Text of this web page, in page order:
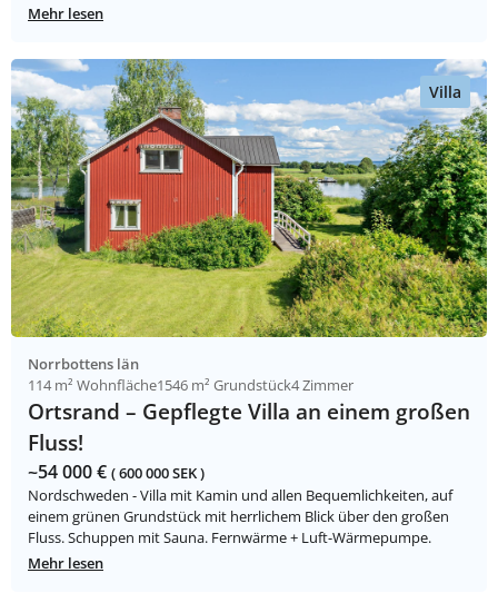
Mehr lesen
Villa
Norrbottens län
114 m² Wohnfläche1546 m² Grundstück4 Zimmer
Ortsrand – Gepflegte Villa an einem großen
Fluss!
~54 000 € ( 600 000 SEK )
Nordschweden - Villa mit Kamin und allen Bequemlichkeiten, auf
einem grünen Grundstück mit herrlichem Blick über den großen
Fluss. Schuppen mit Sauna. Fernwärme + Luft-Wärmepumpe.
Mehr lesen